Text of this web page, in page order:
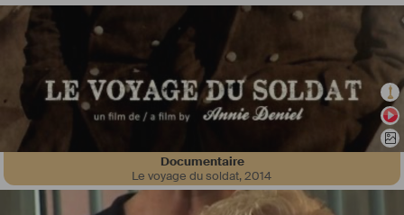
Documentaire
Le voyage du soldat,2014